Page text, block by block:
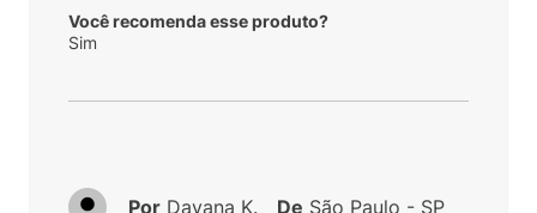
Você recomenda esse produto?
Sim
Por Dayana K. De São Paulo - SP